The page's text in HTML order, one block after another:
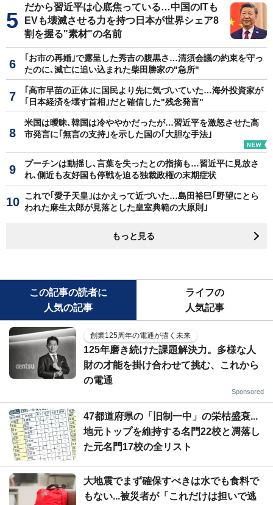
だから習近平は心底焦っている…中国のITも
EVも壊滅させる力を持つ日本が世界シェア8
割を握る"素材"の名前
｢お市の再婚｣で露呈した秀吉の腹黒さ…清須会議の約束を守っ
たのに､滅亡に追い込まれた柴田勝家の"急所"
｢高市早苗の正体｣に国民より先に気づいていた…海外投資家が
｢日本経済を壊す首相｣だと確信した"残念発言"
米国は曖昧､韓国は冷ややかだったが…習近平を激怒させた高
市発言に｢無言の支持｣を示した国の｢大胆な手法｣
プーチンは動揺し､言葉を失ったとの指摘も…習近平に見放さ
れ､側近も友好国も停戦を迫る独裁政権の末期症状
これで｢愛子天皇｣はかえって近づいた…島田裕巳｢野望にとら
われた麻生太郎が見落とした皇室典範の大原則｣
もっと見る
この記事の読者に
人気の記事
ライフの
人気記事
創業125周年の電通が描く未来
125年磨き続けた課題解決力。多様な人
財の才能を掛け合わせて挑む、これから
の電通
Sponsored
47都道府県の「旧制一中」の栄枯盛衰...
地元トップを維持する名門22校と凋落し
た元名門17校の全リスト
大地震でまず確保すべきは水でも食料で
もない...被災者が「これだけは担いで逃